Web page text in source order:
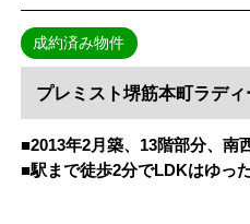
成約済み物件
プレミスト堺筋本町ラディ
■2013年2月築、13階部分、
■駅まで徒歩2分でLDKはゆっ